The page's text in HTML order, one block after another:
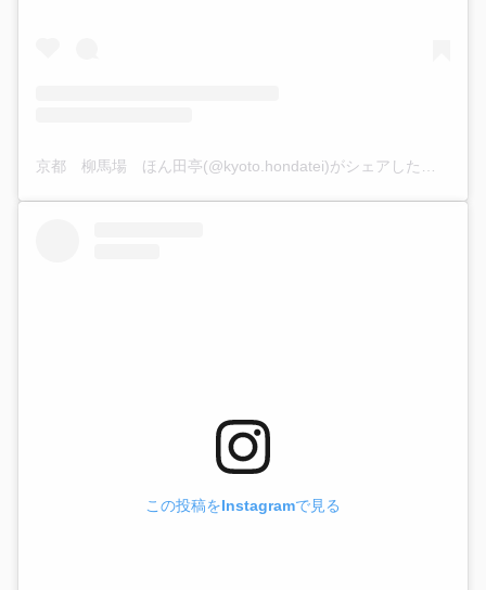
京都 柳馬場 ほん田亭(@kyoto.hondatei)がシェアした投稿
この投稿をInstagramで見る